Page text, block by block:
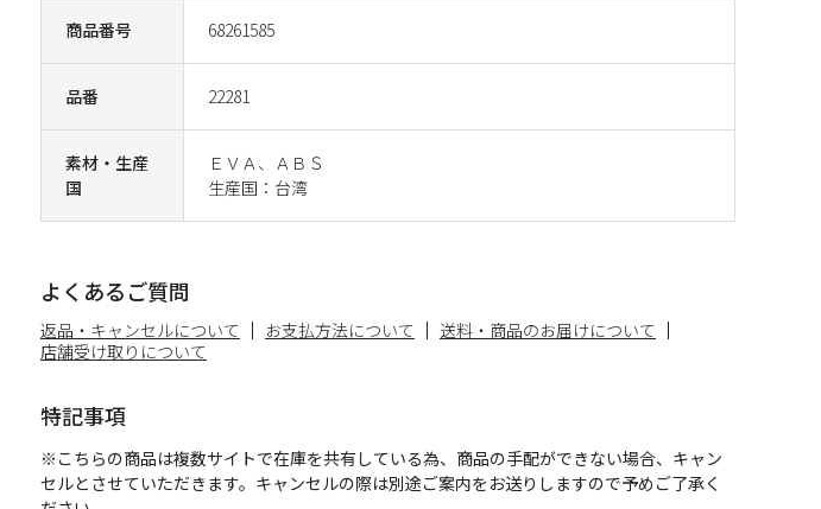
商品番号 68261585
品番 22281
素材・生産
国
ＥＶＡ、ＡＢＳ
生産国：台湾
よくあるご質問
返品・キャンセルについて お支払方法について
送料・商品のお届けについて
店舗受け取りについて
特記事項
※こちらの商品は複数サイトで在庫を共有している為、商品の手配ができない場合、キャン
セルとさせていただきます。キャンセルの際は別途ご案内をお送りしますので予めご了承く